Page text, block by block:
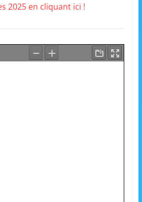
2025 en cliquant ici !